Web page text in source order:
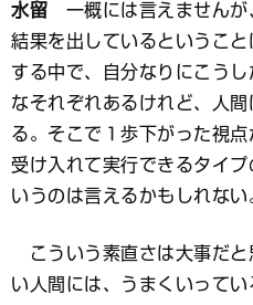
水留 一概には言えませんが
結果を出しているというこ
する中で、自分なりにこう
なそれぞれあるけれど、人
る。そこで１歩下がった視
受け入れて実行できるタイ
いうのは言えるかもしれない
こういう素直さは大事だと
い人間には、うまくいって